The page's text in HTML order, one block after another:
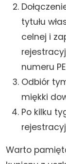
tytułu
celnej i
numeru
Odbiór
miękki
Po kilku
Warto